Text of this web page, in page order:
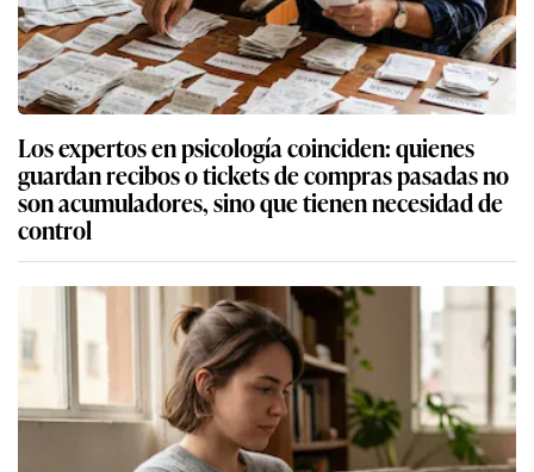
Los expertos en psicología coinciden: quienes
guardan recibos o tickets de compras pasadas no
son acumuladores, sino que tienen necesidad de
control